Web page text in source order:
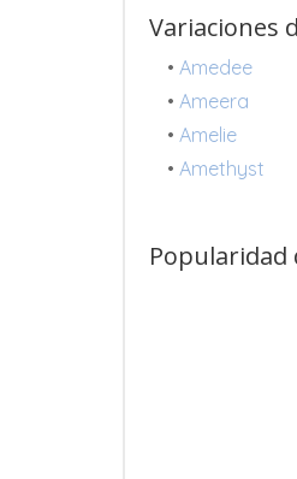
Variaciones
• Amedee
• Ameera
• Amelie
• Amethyst
Popularidad